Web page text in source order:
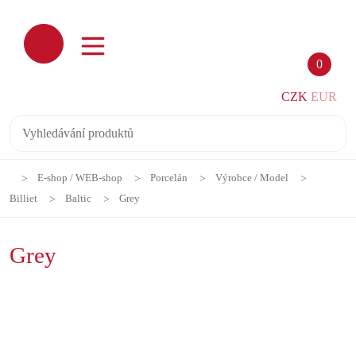
0
CZK EUR
E-shop / WEB-shop Porcelán
Výrobce / Model
Billiet
Baltic Grey
Grey